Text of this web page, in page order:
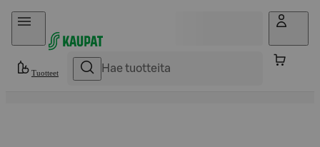
Hyppää sisältöön
Tuotteet